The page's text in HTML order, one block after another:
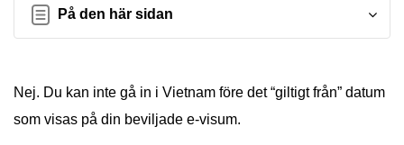
På den här sidan
Nej. Du kan inte gå in i Vietnam före det “giltigt från” datum
som visas på din beviljade e-visum.